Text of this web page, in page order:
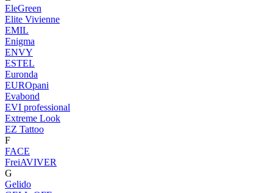
EleGreen
Elite Vivienne
EMIL
Enigma
ENVY
ESTEL
Euronda
EUROpani
Evabond
EVI professional
Extreme Look
EZ Tattoo
F
FACE
FreiAVIVER
G
Gelido